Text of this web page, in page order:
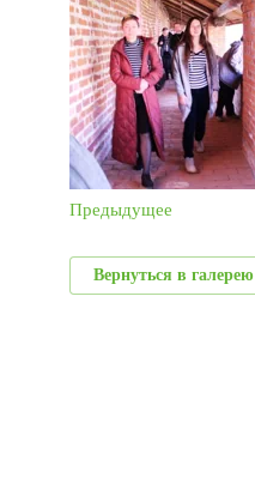
Предыдущее
Вернуться в галерею